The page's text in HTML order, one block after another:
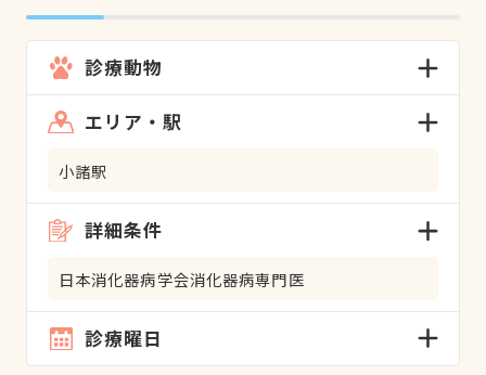
診療動物
エリア・駅
小諸駅
詳細条件
日本消化器病学会消化器病専門医
診療曜日